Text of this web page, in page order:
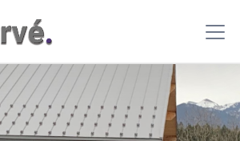
pour vous proposer des contenus et
adaptés